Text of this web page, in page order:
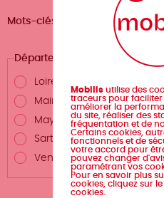
Mots-clés
Département
Loire-Atlantique
Maine-et-Loire
Mayenne
Sarthe
Vendée
Mobilis utilise des
traceurs pour faciliter
améliorer la
du site, réaliser des
fréquentation et de
Certains cookies,
fonctionnels et de
votre accord pour
pouvez changer
paramétrant vos
Pour en savoir plus
cookies, cliquez sur
cookies.